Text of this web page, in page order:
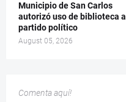
Municipio de San Carlos
autorizó uso de biblioteca a
partido político
August 05, 2026
Comenta aquí!